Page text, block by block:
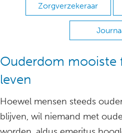
Zorgverzekeraar
Ouderdom mooiste
leven
Hoewel mensen steeds
blijven, wil niemand met